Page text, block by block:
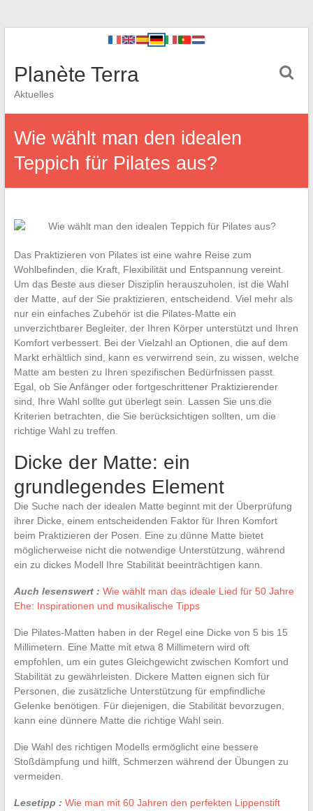
Planète Terra
Aktuelles
Wie wählt man den idealen
Teppich für Pilates aus?
Das Praktizieren von Pilates ist eine wahre Reise zum
Wohlbefinden, die Kraft, Flexibilität und Entspannung vereint.
Um das Beste aus dieser Disziplin herauszuholen, ist die Wahl
der Matte, auf der Sie praktizieren, entscheidend. Viel mehr als
nur ein einfaches Zubehör ist die Pilates-Matte ein
unverzichtbarer Begleiter, der Ihren Körper unterstützt und Ihren
Komfort verbessert. Bei der Vielzahl an Optionen, die auf dem
Markt erhältlich sind, kann es verwirrend sein, zu wissen, welche
Matte am besten zu Ihren spezifischen Bedürfnissen passt.
Egal, ob Sie Anfänger oder fortgeschrittener Praktizierender
sind, Ihre Wahl sollte gut überlegt sein. Lassen Sie uns die
Kriterien betrachten, die Sie berücksichtigen sollten, um die
richtige Wahl zu treffen.
Dicke der Matte: ein
grundlegendes Element
Die Suche nach der idealen Matte beginnt mit der Überprüfung
ihrer Dicke, einem entscheidenden Faktor für Ihren Komfort
beim Praktizieren der Posen. Eine zu dünne Matte bietet
möglicherweise nicht die notwendige Unterstützung, während
ein zu dickes Modell Ihre Stabilität beeinträchtigen kann.
Auch lesenswert : Wie wählt man das ideale Lied für 50 Jahre
Ehe: Inspirationen und musikalische Tipps
Die Pilates-Matten haben in der Regel eine Dicke von 5 bis 15
Millimetern. Eine Matte mit etwa 8 Millimetern wird oft
empfohlen, um ein gutes Gleichgewicht zwischen Komfort und
Stabilität zu gewährleisten. Dickere Matten eignen sich für
Personen, die zusätzliche Unterstützung für empfindliche
Gelenke benötigen. Für diejenigen, die Stabilität bevorzugen,
kann eine dünnere Matte die richtige Wahl sein.
Die Wahl des richtigen Modells ermöglicht eine bessere
Stoßdämpfung und hilft, Schmerzen während der Übungen zu
vermeiden.
Lesetipp : Wie man mit 60 Jahren den perfekten Lippenstift